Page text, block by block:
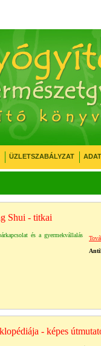
ÜZLETSZABÁLYZAT
Shui - titkai
és a gyermekvállalás
- képes